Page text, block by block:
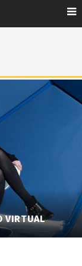
VIRTUAL